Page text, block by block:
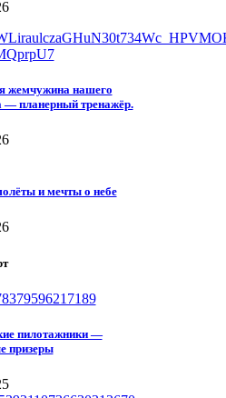
жемчужина нашего
— планерный тренажёр.
и мечты о небе
пилотажники —
призеры